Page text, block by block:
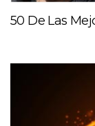
50 De Las